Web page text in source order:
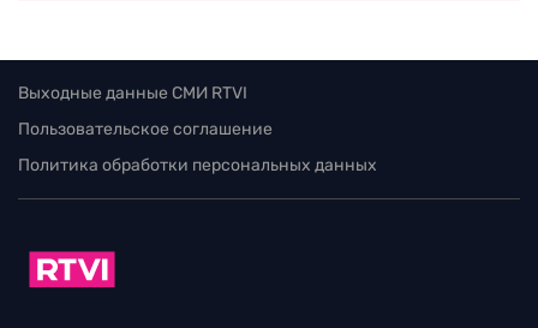
Выходные данные СМИ RTVI
Пользовательское соглашение
Политика обработки персональных данных